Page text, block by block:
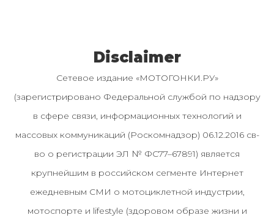
Disclaimer
Сетевое издание «МОТОГОНКИ.РУ»
(зарегистрировано Федеральной службой по надзору
в сфере связи, информационных технологий и
массовых коммуникаций (Роскомнадзор) 06.12.2016 св-
во о регистрации ЭЛ № ФС77–67891) является
крупнейшим в российском сегменте Интернет
ежедневным СМИ о мотоциклетной индустрии,
мотоспорте и lifestyle (здоровом образе жизни и